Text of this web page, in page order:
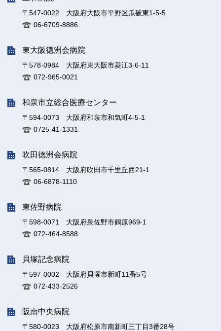
〒547-0022 大阪府大阪市平野区瓜破東1-5-5
06-6709-8886
東大阪徳洲会病院
〒578-0984 大阪府東大阪市菱江3-6-11
072-965-0021
和泉市立総合医療センター
〒594-0073 大阪府和泉市和気町4-5-1
0725-41-1331
吹田徳洲会病院
〒565-0814 大阪府吹田市千里丘西21-1
06-6878-1110
東佐野病院
〒598-0071 大阪府泉佐野市鶴原969-1
072-464-8588
貝塚記念病院
〒597-0002 大阪府貝塚市新町11番5号
072-433-2526
阪南中央病院
〒580-0023 大阪府松原市南新町三丁目3番28号